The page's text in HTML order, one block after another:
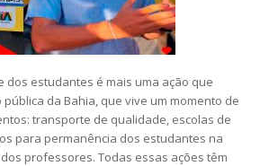
dos estudantes é mais uma ação que
da Bahia, que vive um momento de
transporte de qualidade, escolas de
para permanência dos estudantes na
professores. Todas essas ações têm